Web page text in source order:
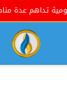
تداهم عدة مناطق